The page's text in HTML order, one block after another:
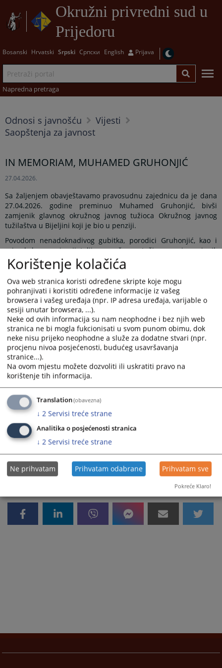
Okružni privredni sud u
Prijedoru
Bosanski Hrvatski Srpski Српски English Prijava
Napredna pretraga
Odnosi s javnošću
Vijesti
Saopštenja za javnost
IN MEMORIAM, MUHAMED GRUHONJIĆ
27.04.2026.
Sa žaljenjem obavještavamo pravosudnu zajednicu da je dana
27.04.2026. godine preminuo Muhamed Gruhonjić, bivši
zamjenik glavnog okružnog javnog tužioca Okružnog javnog
tužilaštva u Bijeljini koji je bio u penziji.
Povodom nenadoknadivog gubitka, porodici Gruhonjić, kao i
svim kolegama i prijateljima uvaženog tužioca, prvi zamjenik
glavnog okružnog javnog tužioca Okružnog javnog tužilaštva u
Bijeljini Sabina Husejnagić zajedno sa kolektivom, izražava
duboko saučešće.
Tužilac Muhamed Gruhonjić rođen je 15.03.1953. godine u
Janji, opština Bijeljina. Pravni fakultet u Sarajevu završio je
16.01.1979. godine, a pravosudni ispit položio je 01.03.1984.
godine u Sarajevu.
Tužilačku karijeru započeo je 08.03.2004. godine kao okružni
javni tužilac u Okružnom javnom tužilaštvu u Bijeljini. Dana
01.02.2008. godine je imenovan za zamjenika glavnog okružnog
javnog tužioca. Funkciju vršioca dužnosti glavnog okružnog
javnog tužioca je obavljao u periodu od 29.01.2021. godine do
31.08.2021. godine, nakon čega je nastavio obavljati funkciju
zamjenika glavnog okružnog javnog tužioca sve do 15.03.2023.
godine, kada je otišao u penziju.
Prikazana vijest je na: Srpski jezik
9685PREGLEDA
Korištenje kolačića
Ova web stranica koristi određene skripte koje mogu
pohranjivati i koristiti određene informacije iz vašeg
browsera i vašeg uređaja (npr. IP adresa uređaja, varijable o
sesiji unutar browsera, ...).
Neke od ovih informacija su nam neophodne i bez njih web
stranica ne bi mogla fukcionisati u svom punom obimu, dok
neke nisu prijeko neophodne a služe za dodatne stvari (npr.
procjenu nivoa posjećenosti, budućeg usavršavanja
stranice...).
Na ovom mjestu možete dozvoliti ili uskratiti pravo na
korištenje tih informacija.
Translation(obavezna)
↓ 2 Servisi treće strane
Analitika o posjećenosti stranica
↓ 2 Servisi treće strane
Ne prihvatam Prihvatam odabrane Prihvatam sve
Pokreće Klaro!